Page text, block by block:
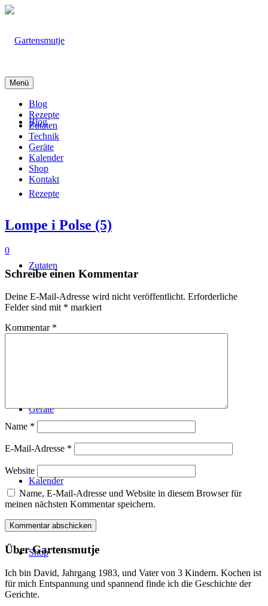
Blog
Rezepte
Zutaten
Technik
Geräte
Kalender
Shop
Menü
Blog
Rezepte
Zutaten
Technik
Geräte
Kalender
Shop
Kontakt
Lompe i Polse (5)
0
Schreibe einen Kommentar
Deine E-Mail-Adresse wird nicht veröffentlicht. Erforderliche
Felder sind mit * markiert
Kommentar *
Name *
E-Mail-Adresse *
Website
Name, E-Mail-Adresse und Website in diesem Browser für
meinen nächsten Kommentar speichern.
Über Gartensmutje
Ich bin David, Jahrgang 1983, und Vater von 3 Kindern. Kochen ist
für mich Entspannung und spannend finde ich die Geschichte der
Gerichte.